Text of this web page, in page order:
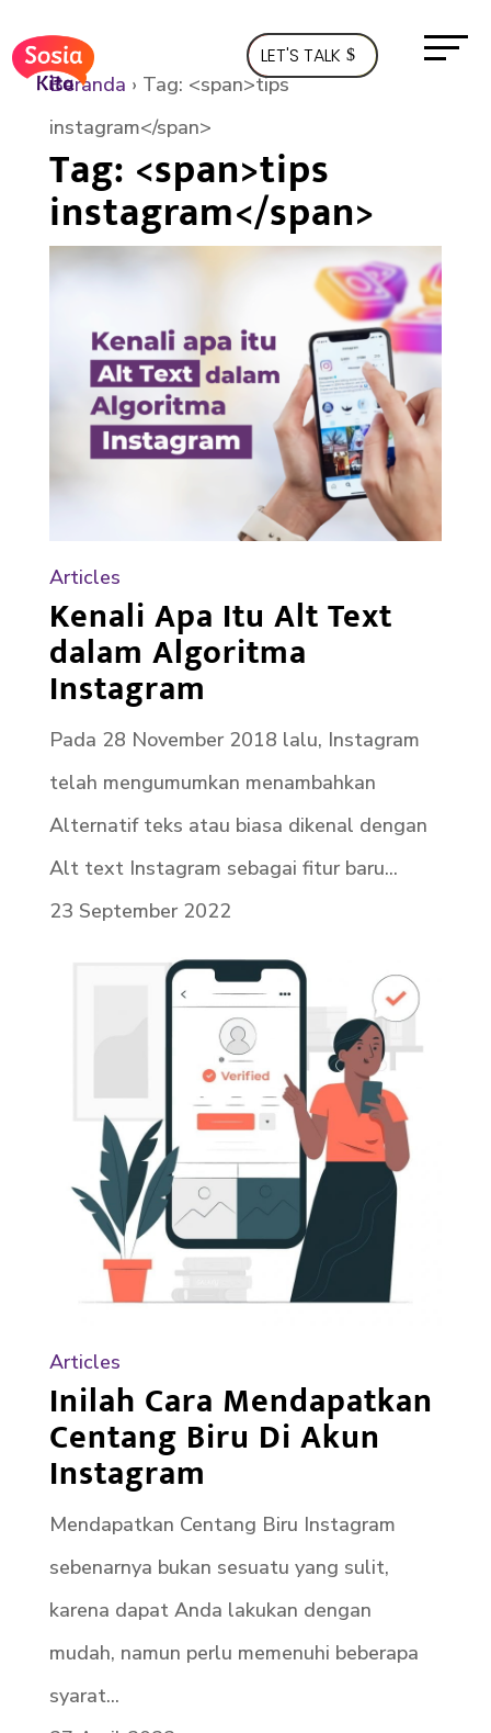
LET'S TALK
Beranda › Tag: <span>tips
instagram</span>
Tag: <span>tips
instagram</span>
Articles
Kenali Apa Itu Alt Text
dalam Algoritma
Instagram
Pada 28 November 2018 lalu, Instagram
telah mengumumkan menambahkan
Alternatif teks atau biasa dikenal dengan
Alt text Instagram sebagai fitur baru...
23 September 2022
Articles
Inilah Cara Mendapatkan
Centang Biru Di Akun
Instagram
Mendapatkan Centang Biru Instagram
sebenarnya bukan sesuatu yang sulit,
karena dapat Anda lakukan dengan
mudah, namun perlu memenuhi beberapa
syarat...